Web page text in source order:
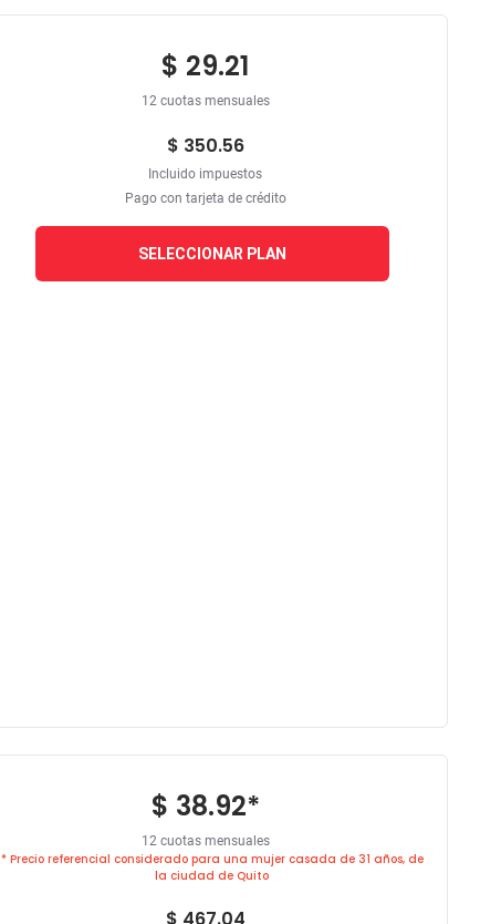
$ 29.21
12 cuotas mensuales
$ 350.56
Incluido impuestos
Pago con tarjeta de crédito
SELECCIONAR PLAN
$ 38.92*
12 cuotas mensuales
* Precio referencial considerado para una mujer casada de 31 años, de
la ciudad de Quito